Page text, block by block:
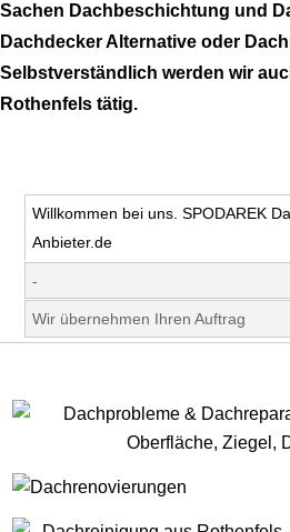
Sachen Dachbeschichtung und
Dachdecker Alternative oder
Selbstverständlich werden wir
Rothenfels tätig.
Willkommen bei uns. SPODAREK
Anbieter.de
-
Wir übernehmen Ihren Auftrag